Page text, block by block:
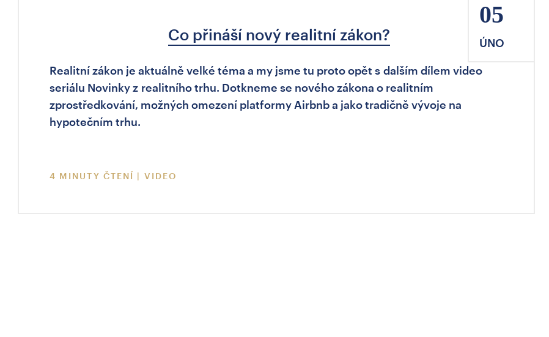
05
ÚNO
Co přináší nový realitní zákon?
Realitní zákon je aktuálně velké téma a my jsme tu proto opět s dalším dílem video
seriálu Novinky z realitního trhu. Dotkneme se nového zákona o realitním
zprostředkování, možných omezení platformy Airbnb a jako tradičně vývoje na
hypotečním trhu.
4 MINUTY ČTENÍ | VIDEO